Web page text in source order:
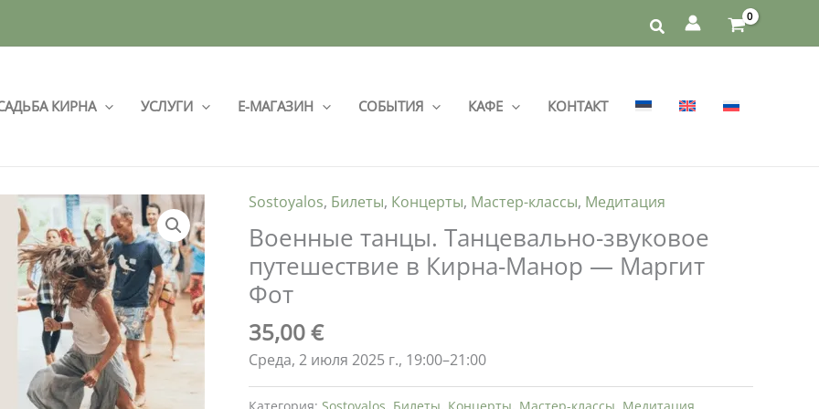
КИРНА УСЛУГИ Е-МАГАЗИН СОБЫТИЯ КАФЕ КОНТАКТ
Sostoyalos, Билеты, Концерты, Мастер-классы, Медитация
Военные танцы. Танцевально-звуковое
путешествие в Кирна-Манор — Маргит
Фот
35,00€
Среда, 2 июля 2025 г., 19:00–21:00
Категория: Sostoyalos, Билеты, Концерты, Мастер-классы, Медитация